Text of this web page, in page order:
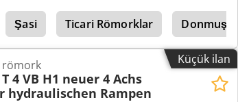
çıkarılabilir, 50 mm ahşap döşeme, arka
arka destek çıkarılabilir, önden yükleme imkânı,
kira bedeli 500 €’dan başlayan fiyatlarla
fotoğraflar -- Daha fazla bilgi için: !, More
Şasi Ticari Römorklar Donmuş
Küçük ilan
römork
T 4 VB H1 neuer 4 Achs
hydraulischen Rampen